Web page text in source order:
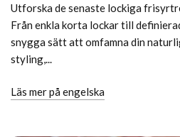
Utforska de senaste lockiga
Från enkla korta lockar till
snygga sätt att omfamna din
styling,...
Läs mer på engelska